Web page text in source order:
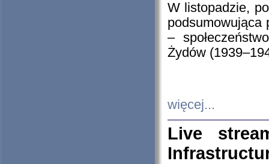
W listopadzie,
podsumowująca
–
Żydów
więcej...
Live